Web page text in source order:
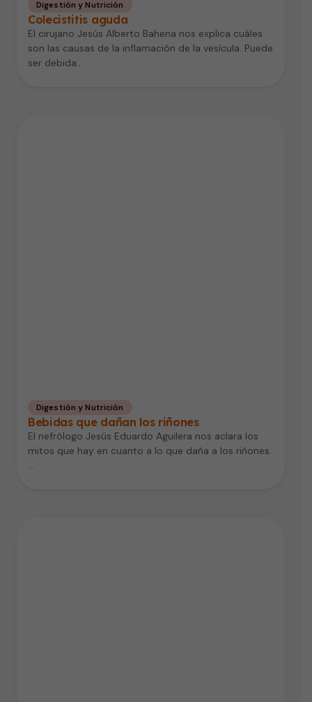
Digestión y Nutrición
Colecistitis aguda
El cirujano Jesús Alberto Bahena nos explica cuáles
son las causas de la inflamación de la vesícula. Puede
ser debida…
Digestión y Nutrición
Bebidas que dañan los riñones
El nefrólogo Jesús Eduardo Aguilera nos aclara los
mitos que hay en cuanto a lo que daña a los riñones.